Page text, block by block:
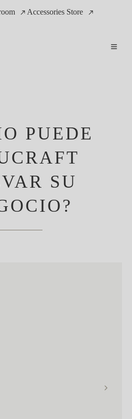
Accessories Store
PUEDE
SU